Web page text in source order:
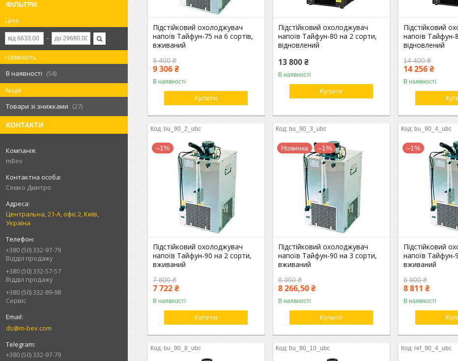
ФІЛЬТРИ
Ціна
Наявність
В наявності
54
Акція
Товари зі знижками
27
КОНТАКТИ
mBev
Cемко Дмитро
Центральна, 21-А, офіс 2, Київ,
Україна
+380 (50) 332-97-79
Відділ продажу
+380 (50) 332-57-57
Відділ продажу
+380 (50) 332-89-98
Сервіс
ds@m-bev.com
+380 (50) 332-97-79
Підстійковий охолоджувач
напоїв Тайфун-75 на 6 сортів,
вживаний
9 400 ₴
9 306 ₴
В наявності
Купити
Підстійковий охолоджувач
напоїв Тайфун-80 на 2 сорти,
відновлений
13 800 ₴
В наявності
Купити
Підстійковий
напоїв Тайфун-
відновлений
14 400 ₴
14 256 ₴
В наявності
bu_90_2_ubc
–1%
Підстійковий охолоджувач
напоїв Тайфун-90 на 2 сорти,
вживаний
7 800 ₴
7 722 ₴
В наявності
Купити
bu_90_3_ubc
Новинка –1%
Підстійковий охолоджувач
напоїв Тайфун-90 на 3 сорти,
вживаний
8 350 ₴
8 266,50 ₴
В наявності
Купити
bu_90_4_ubc
–1%
Підстійковий
напоїв Тайфун-
вживаний
8 900 ₴
8 811 ₴
В наявності
bu_90_8_ubc bu_90_10_ubc ref_90_4_ubc